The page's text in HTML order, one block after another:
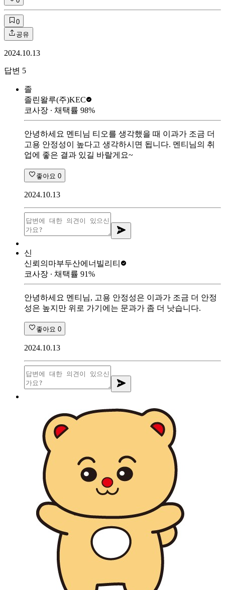
0
공유
2024.10.13
답변 5
졸
졸린왈루(주)KEC
코사장 ∙ 채택률 98%
안녕하세요 멘티님 티오를 생각했을 때 이과가 조금 더
고용 안정성이 높다고 생각하시면 됩니다. 멘티님의 취
업에 좋은 결과 있길 바랄게요~
좋아요 0
2024.10.13
신
신뢰의마부두산에너빌리티
코사장 ∙ 채택률 91%
안녕하세요 멘티님, 고용 안정성은 이과가 조금 더 안정
성은 높지만 위로 가기에는 문과가 좀 더 낫습니다.
좋아요 0
2024.10.13